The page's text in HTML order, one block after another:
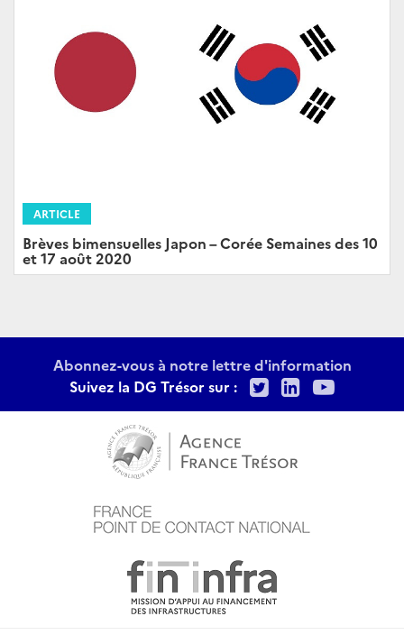
ARTICLE
Brèves bimensuelles Japon – Corée Semaines des 10
et 17 août 2020
Abonnez-vous à notre lettre d'information
Suivez la DG Trésor sur :
TwitterLinkedIn